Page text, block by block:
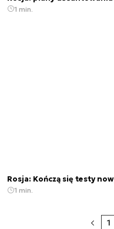
1 min.
Rosja: Kończą się testy
1 min.
1